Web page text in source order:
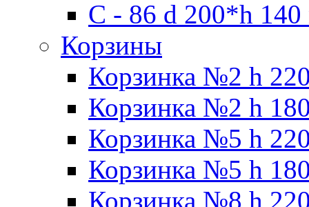
С - 86 d 200*h
Корзины
Корзинка №2 h
Корзинка №2 h
Корзинка №5 h
Корзинка №5 h
Корзинка №8 h